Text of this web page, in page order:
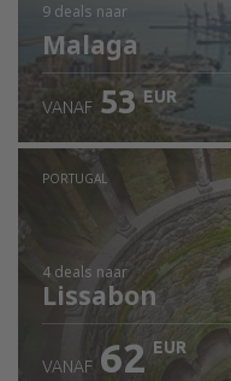
9 deals naar
Malaga
VANAF 53 EUR
PORTUGAL
4 deals naar
Lissabon
VANAF 62 EUR